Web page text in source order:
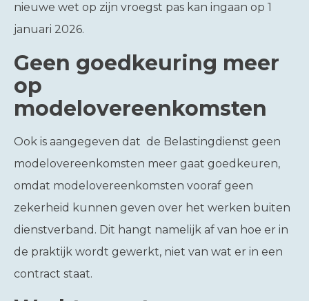
nieuwe wet op zijn vroegst pas kan ingaan op 1
januari 2026.
Geen goedkeuring meer
op
modelovereenkomsten
Ook is aangegeven dat de Belastingdienst geen
modelovereenkomsten meer gaat goedkeuren,
omdat modelovereenkomsten vooraf geen
zekerheid kunnen geven over het werken buiten
dienstverband. Dit hangt namelijk af van hoe er in
de praktijk wordt gewerkt, niet van wat er in een
contract staat.